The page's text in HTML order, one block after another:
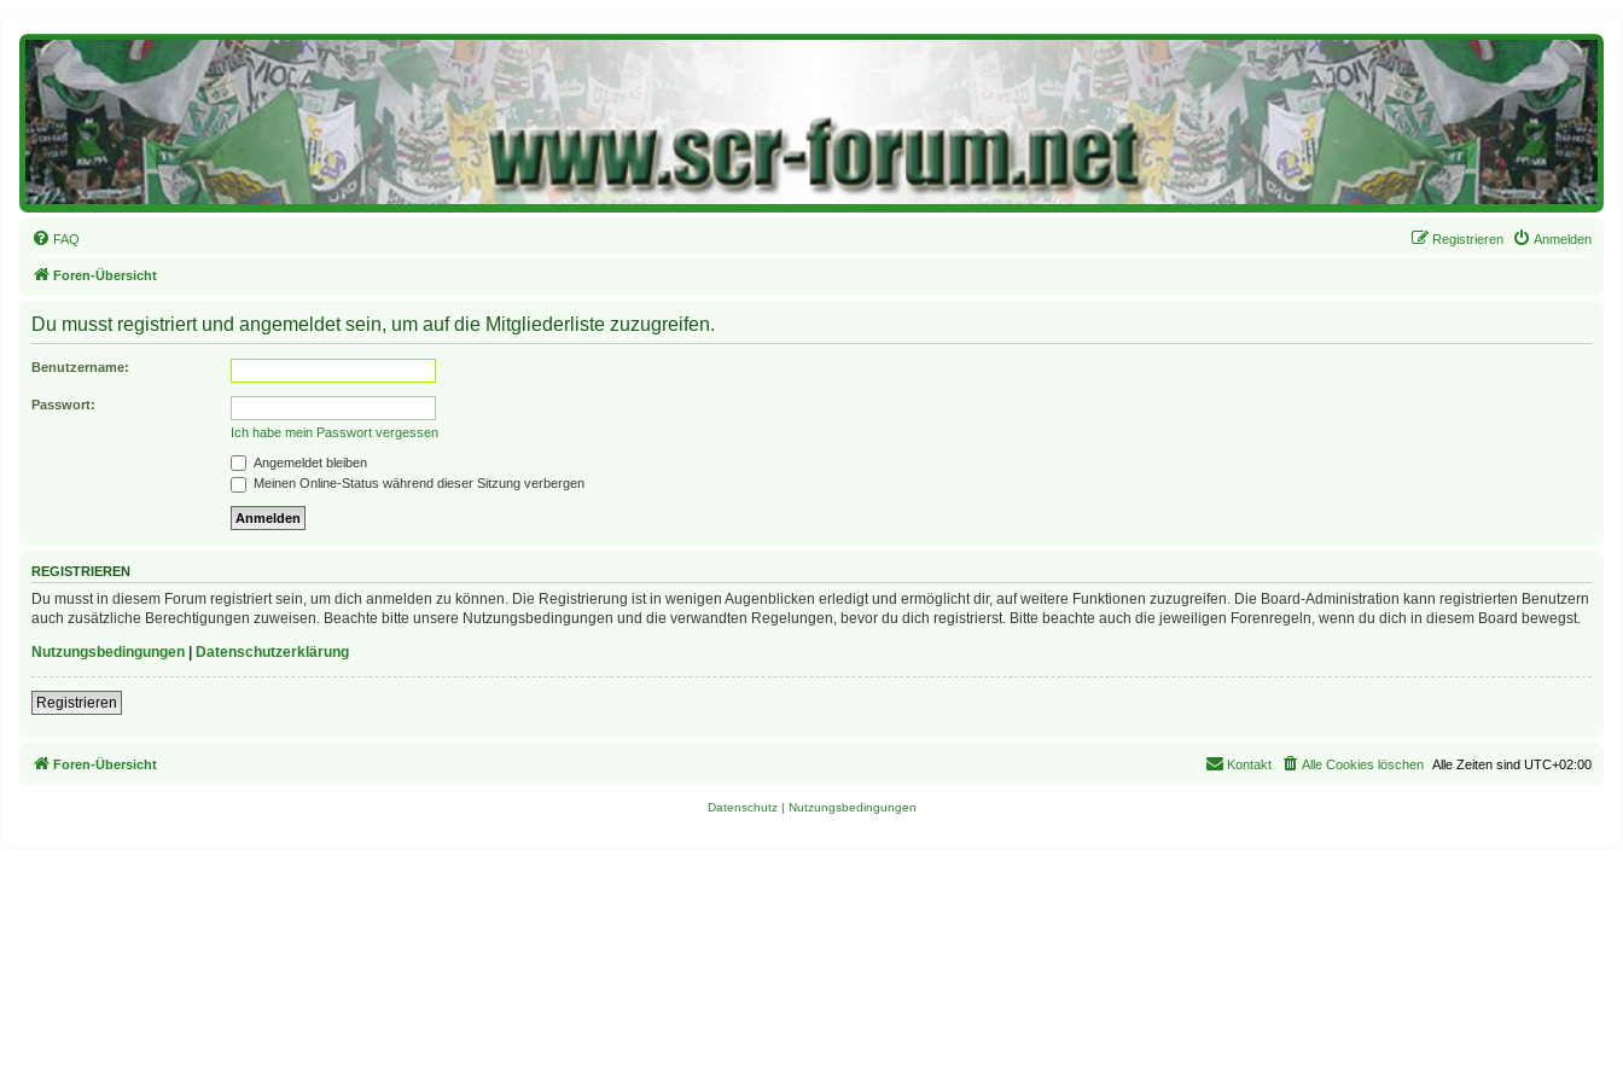
FAQ Anmelden
Registrieren
Foren-Übersicht
Du musst registriert und angemeldet sein, um auf die Mitgliederliste zuzugreifen.
Benutzername:
Passwort:
Ich habe mein Passwort vergessen
Angemeldet bleiben
Meinen Online-Status während dieser Sitzung verbergen
REGISTRIEREN
Du musst in diesem Forum registriert sein, um dich anmelden zu können. Die Registrierung ist in wenigen Augenblicken erledigt und ermöglicht dir, auf weitere Funktionen zuzugreifen. Die Board-Administration kann registrierten Benutzern
auch zusätzliche Berechtigungen zuweisen. Beachte bitte unsere Nutzungsbedingungen und die verwandten Regelungen, bevor du dich registrierst. Bitte beachte auch die jeweiligen Forenregeln, wenn du dich in diesem Board bewegst.
Nutzungsbedingungen
Datenschutzerklärung
Registrieren
Foren-Übersicht Alle Zeiten sind UTC+02:00
Alle Cookies löschen
Kontakt
Datenschutz| Nutzungsbedingungen